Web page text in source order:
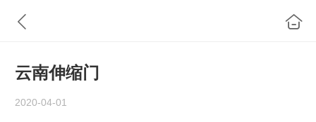
云南伸缩门
2020-04-01